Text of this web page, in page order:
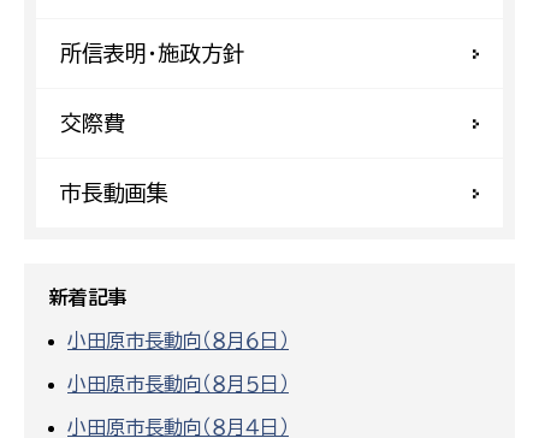
所信表明・施政方針
交際費
市長動画集
新着記事
小田原市長動向（８月６日）
小田原市長動向（８月５日）
小田原市長動向（８月４日）